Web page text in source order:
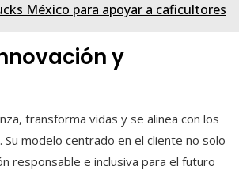
México para apoyar a caficultores
y
transforma vidas y se alinea con los
modelo centrado en el cliente no solo
responsable e inclusiva para el futuro